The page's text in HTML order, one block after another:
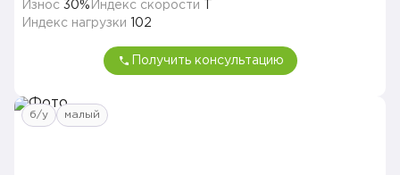
Износ 30% Индекс скорости
Индекс нагрузки
102
Получить консультацию
б/у малый